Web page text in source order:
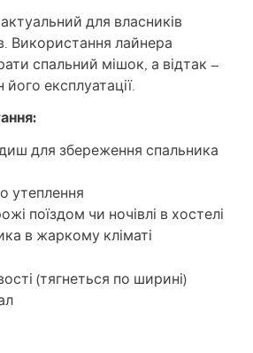
для власників
Використання лайнера
спальний мішок, а відтак –
експлуатації.
для збереження спальника
утеплення
поїздом чи ночівлі в хостелі
в жаркому кліматі
(тягнеться по ширині)